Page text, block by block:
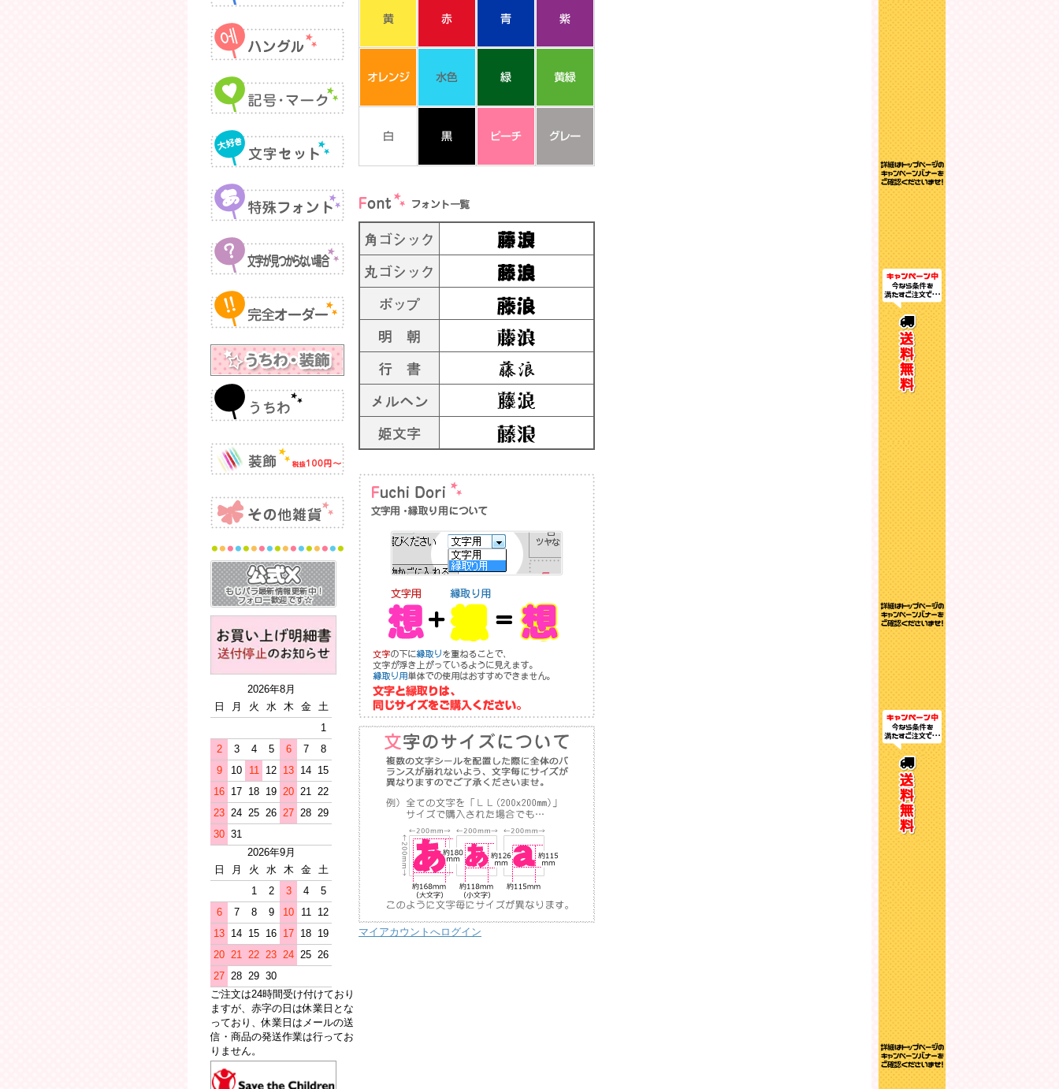
2026年8月
日
月 火 水 木 金
土
1
2
3 4 5 6 7
8
9
10 11 12 13 14 15
16 17 18 19 20 21 22
23 24 25 26 27 28 29
30 31
2026年9月
日
月 火 水 木 金
土
1
2 3 4
5
6
7 8 9 10 11
12
13 14 15 16 17 18 19
20 21 22 23 24 25 26
27 28 29 30
ご注文は24時間受け付けており
ますが、赤字の日は休業日とな
っており、休業日はメールの送
信・商品の発送作業は行ってお
りません。
マイアカウントへログイン